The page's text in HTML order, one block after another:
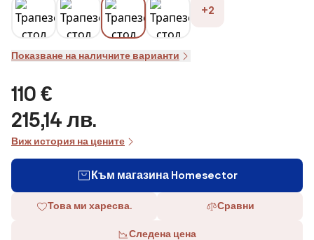
+2
Показване на наличните варианти
110 €
215,14 лв.
Виж история на цените
Към магазина Homesector
Това ми харесва. Сравни
Следена цена